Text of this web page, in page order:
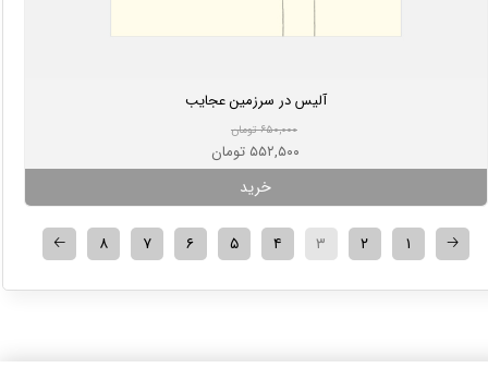
آلیس در سرزمین عجایب
۶۵۰,۰۰۰ تومان
۵۵۲,۵۰۰ تومان
خرید
🡢 ۱ ۲ ۳ ۴ ۵ ۶ ۷ ۸ 🡠